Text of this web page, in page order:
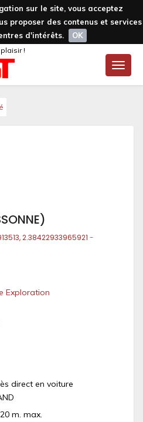
sur le site, vous acceptez
proposer des contenus et services
d'intérêts.
OK
Toggle
!
2.38422933965921 -
Exploration
direct en voiture
m. max.